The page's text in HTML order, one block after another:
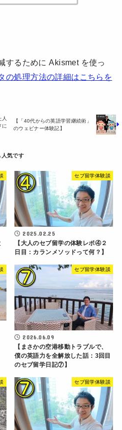
するために Akismet を使っ
の処理方法の詳細はこちらを
人
に
【「40代からの英語学習継続術」
のウェビナー体験記】
セブ留学体験談
2025.02.25
【大人のセブ留学の体験レポ④２
日目：カランメソッドって何？】
セブ留学体験談
2026.06.09
【まさかの空港移動トラブルで、
僕の英語力を全解放した話：3回目
のセブ留学日記⑦】
セブ留学体験談